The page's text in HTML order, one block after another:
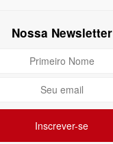
Nossa Newsletter
Inscrever-se